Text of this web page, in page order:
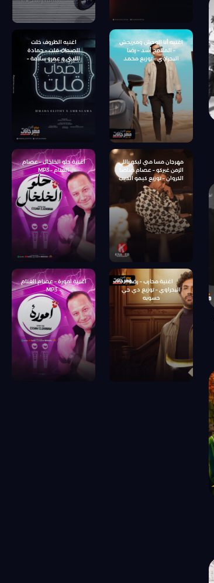
اغنيه أنا الوحش ومبريحش
– الملامح أسد – رضا
البحراوي – توزيع محمد
حريقة
اغنيه الظروف خلت
الصحاب قلت – حمادة
الليثى و عمرو سلامة –
توزيع شيتدي وخليل
مهرجان مسا مني ليكو ياللي
الزمن غيركو – عصام صاصا
الكروان – توزيع كيمو الديب
انتاج كراكيب انترتينمنت
اغنية حلو الخلخال – عصام
الغنام – MP3
اغنية محارب – رضا
البحراوي – توزيع دي جي
حسوبه
اغنية امورة – عصام الغنام
– MP3